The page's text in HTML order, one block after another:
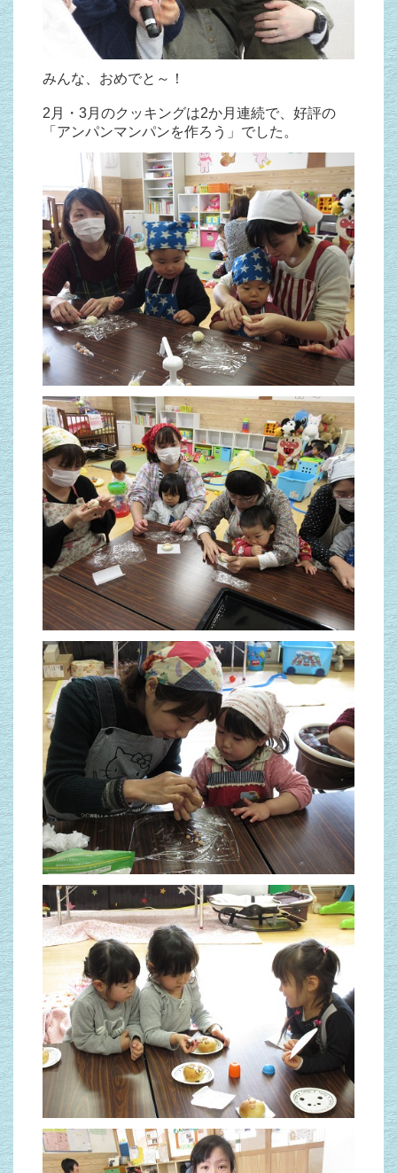
みんな、おめでと～！
2月・3月のクッキングは2か月連続で、好評の
「アンパンマンパンを作ろう」でした。